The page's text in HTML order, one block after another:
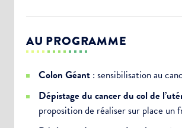
AU PROGRAMME
Colon Géant : sensibilisationau
Dépistage du cancer du col de
proposition de réaliser sur place un